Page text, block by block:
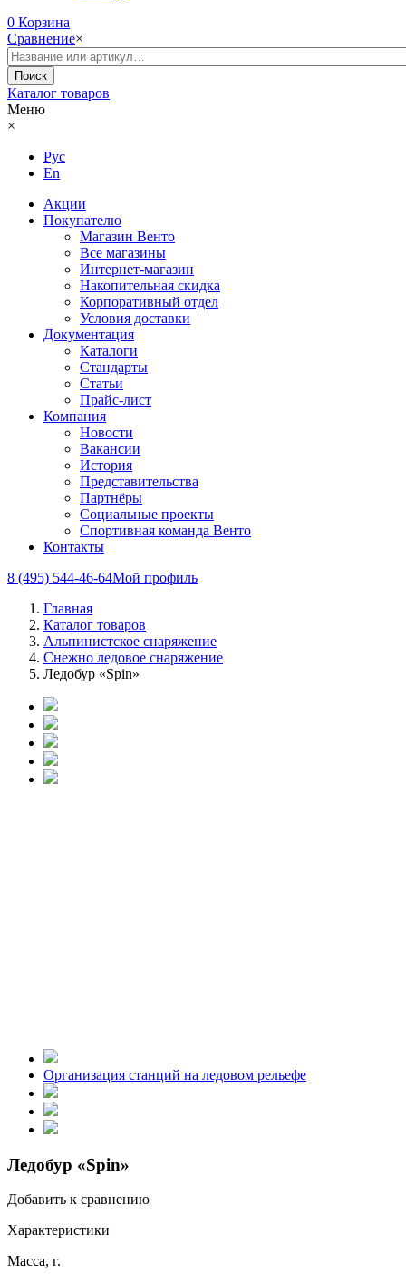
0 Корзина
Сравнение×
Каталог товаров
Меню
×
Рус
En
Акции
Покупателю
Магазин Венто
Все магазины
Интернет-магазин
Накопительная скидка
Корпоративный отдел
Условия доставки
Документация
Каталоги
Стандарты
Статьи
Прайс-лист
Компания
Новости
Вакансии
История
Представительства
Партнёры
Социальные проекты
Спортивная команда Венто
Контакты
8 (495) 544-46-64Мой профиль
Главная
Каталог товаров
Альпинистское снаряжение
Снежно ледовое снаряжение
Ледобур «Spin»
Организация станций на ледовом рельефе
Ледобур «Spin»
Добавить к сравнению
Характеристики
Масса, г.